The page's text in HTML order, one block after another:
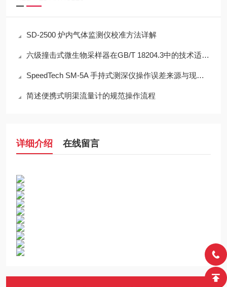
SD-2500 炉内气体监测仪校准方法详解
六级撞击式微生物采样器在GB/T 18204.3中的技术适配性分析
SpeedTech SM-5A 手持式测深仪操作误差来源与现场应用技术规范
简述便携式明渠流量计的规范操作流程
详细介绍 在线留言